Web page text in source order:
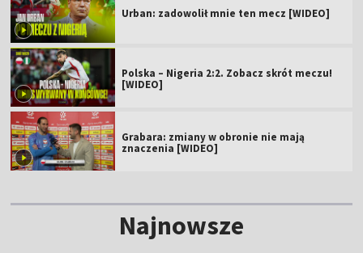
Urban: zadowolił mnie ten mecz [WIDEO]
Polska – Nigeria 2:2. Zobacz skrót meczu!
[WIDEO]
Grabara: zmiany w obronie nie mają
znaczenia [WIDEO]
Najnowsze